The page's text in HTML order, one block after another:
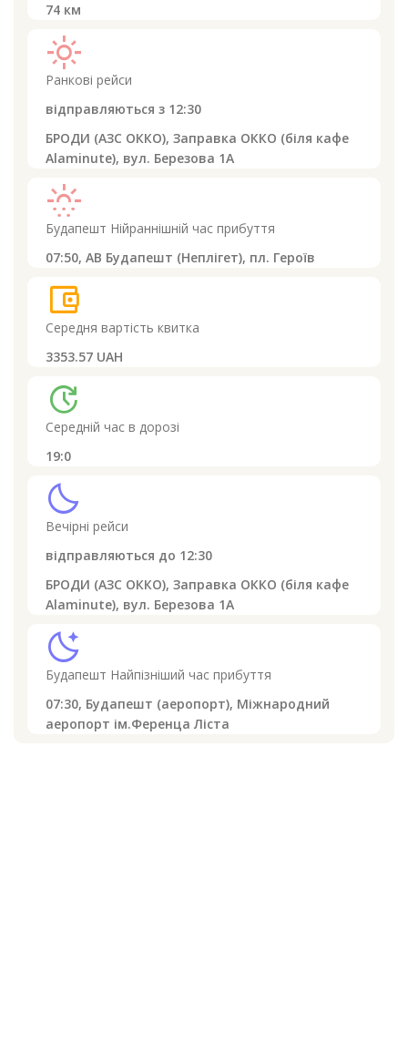
74 км
light_mode
Ранкові рейси
відправляються з 12:30
БРОДИ (АЗС ОККО), Заправка ОККО (біля кафе
Alaminute), вул. Березова 1А
sunny_snowing
Будапешт Нійраннішній час прибуття
07:50, АВ Будапешт (Неплігет), пл. Героїв
account_balance_wallet
Середня вартість квитка
3353.57 UAH
update
Середній час в дорозі
19:0
clear_night
Вечірні рейси
відправляються до 12:30
БРОДИ (АЗС ОККО), Заправка ОККО (біля кафе
Alaminute), вул. Березова 1А
sleep
Будапешт Найпізніший час прибуття
07:30, Будапешт (аеропорт), Міжнародний
аеропорт ім.Ференца Ліста